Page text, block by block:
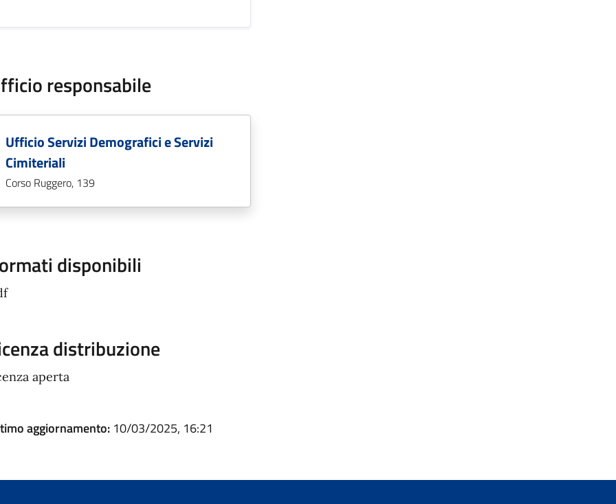
responsabile
Ufficio Servizi Demografici e Servizi
Cimiteriali
Corso Ruggero, 139
disponibili
distribuzione
aperta
aggiornamento: 10/03/2025, 16:21